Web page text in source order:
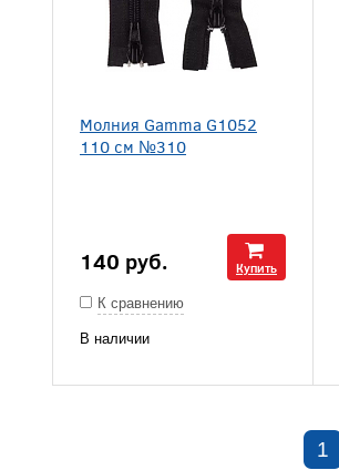
Молния Gamma G1052
110 см №310
140 руб. Купить
К сравнению
В наличии
1